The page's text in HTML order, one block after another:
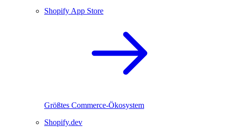
Shopify App Store
Größtes Commerce-Ökosystem
Shopify.dev